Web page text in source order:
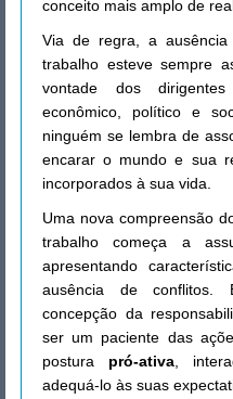
conceito mais amplo de
Via de regra, a
trabalho esteve sempre
vontade dos
econômico, político e
ninguém se lembra de
encarar o mundo e sua
incorporados à sua vida.
Uma nova compreensão
trabalho começa a
apresentando
ausência de
concepção da
ser um paciente das
postura pró-ativa,
adequá-lo às suas